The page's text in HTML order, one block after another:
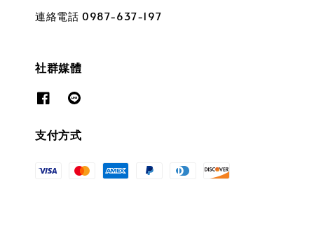
連絡電話 0987-637-197
社群媒體
支付方式